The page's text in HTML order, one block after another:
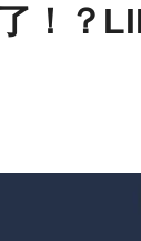
！？